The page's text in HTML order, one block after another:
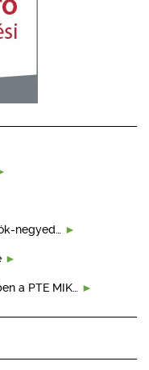
negyed…
a PTE MIK…